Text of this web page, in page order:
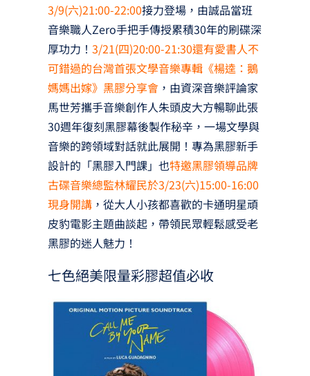
3/9(六)21:00-22:00接力登場，由誠品當班
音樂職人Zero手把手傳授累積30年的刷碟深
厚功力！ 3/21(四)20:00-21:30還有愛書人不
可錯過的台灣首張文學音樂專輯《楊逵：鵝
媽媽出嫁》黑膠分享會，由資深音樂評論家
馬世芳攜手音樂創作人朱頭皮大方暢聊此張
30週年復刻黑膠幕後製作秘辛，一場文學與
音樂的跨領域對話就此展開！專為黑膠新手
設計的「黑膠入門課」也特邀黑膠領導品牌
古碟音樂總監林耀民於3/23(六)15:00-16:00
現身開講，從大人小孩都喜歡的卡通明星頑
皮豹電影主題曲談起，帶領民眾輕鬆感受老
黑膠的迷人魅力！
七色絕美限量彩膠超值必收